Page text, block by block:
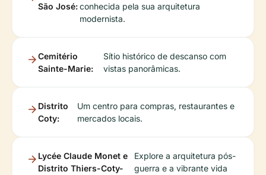
São José:conhecida pela sua arquitetura
modernista.
Cemitério
Sainte-Marie:
Sítio histórico de descanso com
vistas panorâmicas.
Distrito
Coty:
Um centro para compras, restaurantes e
mercados locais.
Lycée Claude Monet e
Distrito Thiers-Coty-
Explore a arquitetura pós-
guerra e a vibrante vida